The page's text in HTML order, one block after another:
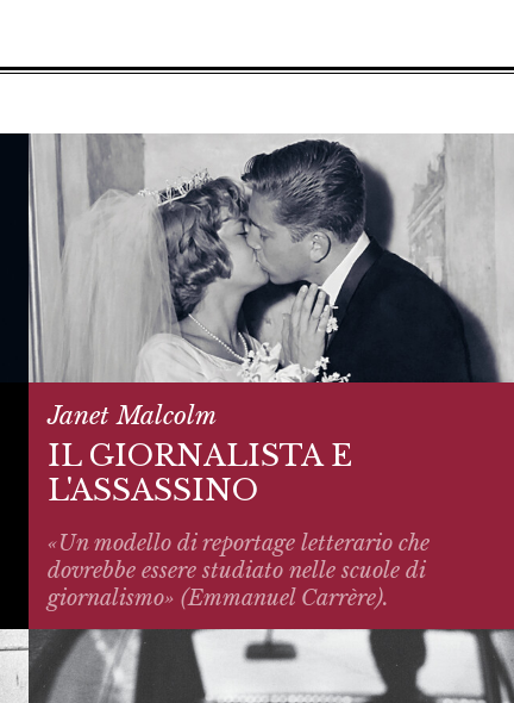
Janet Malcolm
IL GIORNALISTA E
L'ASSASSINO
«Un modello di reportage letterario che
dovrebbe essere studiato nelle scuole di
giornalismo» (Emmanuel Carrère).